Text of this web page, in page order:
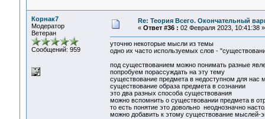
Корнак7
Модератор
Ветеран
Сообщений: 959
Re: Теория Всего. Окончательный
« Ответ #36 : 02 Февраля 2023, 10:41:38 »
уточню некоторые мысли из темы
одно их часто используемых слов -
под существованием можно понимать разные
попробуем порассуждать на эту тему
существование предмета в недоступном для нас
существование образа предмета в сознании
это два разных способа существования
можно вспомнить о существовании предмета в
то есть понятие это довольно неоднозначно
можно добавить к этому существование мыслей-